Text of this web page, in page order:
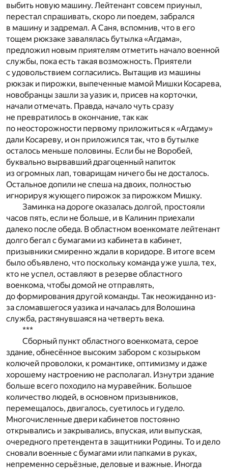
выбить новую машину. Лейтенант совсем приуныл,
перестал спрашивать, скоро ли поедем, забрался
в машину и задремал. А Саня, вспомнив, что в его
тощем рюкзаке завалялась бутылка «Агдама»,
предложил новым приятелям отметить начало военной
службы, пока есть такая возможность. Приятели
с удовольствием согласились. Вытащив из машины
рюкзак и пирожки, выпеченные мамой Мишки Косарева,
новобранцы зашли за уазик и, присев на корточки,
начали отмечать. Правда, начало чуть сразу
не превратилось в окончание, так как
по неосторожности первому приложиться к «Агдаму»
дали Косареву, и он приложился так, что в бутылке
осталось меньше половины. Если бы не Воробей,
буквально вырвавший драгоценный напиток
из огромных лап, товарищам ничего бы не досталось.
Остальное допили не спеша на двоих, полностью
игнорируя жующего пирожок за пирожком Мишку.
Заминка на дороге оказалась долгой, простояли
часов пять, если не больше, и в Калинин приехали
далеко после обеда. В областном военкомате лейтенант
долго бегал с бумагами из кабинета в кабинет,
призывники смиренно ждали в коридоре. В итоге всем
было объявлено, что поскольку команда уже ушла, тех,
кто не успел, оставляют в резерве областного
военкома, чтобы домой не отправлять,
до формирования другой команды. Так неожиданно из-
за сломавшегося уазика и началась для Волошина
служба, растянувшаяся на четверть века.
***
Сборный пункт областного военкомата, серое
здание, обнесённое высоким забором с козырьком
колючей проволоки, к романтике, оптимизму и даже
хорошему настроению не располагал. Изнутри здание
больше всего походило на муравейник. Большое
количество людей, в основном призывников,
перемещалось, двигалось, суетилось и гудело.
Многочисленные двери кабинетов постоянно
открывались и закрывались, впуская, или выпуская,
очередного претендента в защитники Родины. То и дело
сновали военные с бумагами или папками в руках,
непременно серьёзные, деловые и важные. Иногда